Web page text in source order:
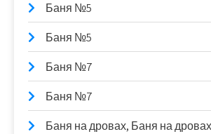
Баня №5
Баня №5
Баня №7
Баня №7
Баня на дровах, Баня на дровах